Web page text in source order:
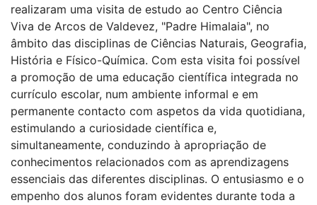
realizaram uma visita de estudo ao Centro Ciência
Viva de Arcos de Valdevez, "Padre Himalaia", no
âmbito das disciplinas de Ciências Naturais, Geografia,
História e Físico-Química. Com esta visita foi possível
a promoção de uma educação científica integrada no
currículo escolar, num ambiente informal e em
permanente contacto com aspetos da vida quotidiana,
estimulando a curiosidade científica e,
simultaneamente, conduzindo à apropriação de
conhecimentos relacionados com as aprendizagens
essenciais das diferentes disciplinas. O entusiasmo e o
empenho dos alunos foram evidentes durante toda a